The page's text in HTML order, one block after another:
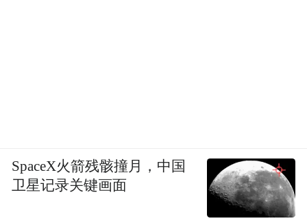
SpaceX火箭残骸撞月，中国
卫星记录关键画面